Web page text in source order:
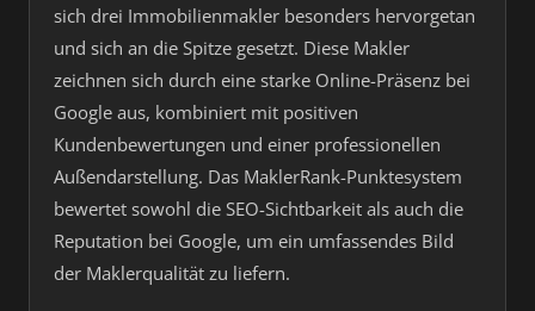
sich drei Immobilienmakler besonders hervorgetan
und sich an die Spitze gesetzt. Diese Makler
zeichnen sich durch eine starke Online-Präsenz bei
Google aus, kombiniert mit positiven
Kundenbewertungen und einer professionellen
Außendarstellung. Das MaklerRank-Punktesystem
bewertet sowohl die SEO-Sichtbarkeit als auch die
Reputation bei Google, um ein umfassendes Bild
der Maklerqualität zu liefern.